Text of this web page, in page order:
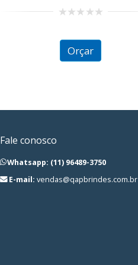
out
of 5
Fale conosco
Whatsapp: (11) 96489-3750
E-mail: vendas@qapbrindes.com.br